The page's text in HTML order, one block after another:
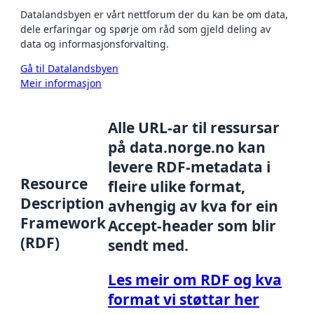
Datalandsbyen er vårt nettforum der du kan be om data,
dele erfaringar og spørje om råd som gjeld deling av
data og informasjonsforvalting.
Gå til Datalandsbyen
Meir informasjon
Resource
Description
Framework
(RDF)
Alle URL-ar til ressursar
på data.norge.no kan
levere RDF-metadata i
fleire ulike format,
avhengig av kva for ein
Accept-header som blir
sendt med.
Les meir om RDF og kva
format vi støttar her